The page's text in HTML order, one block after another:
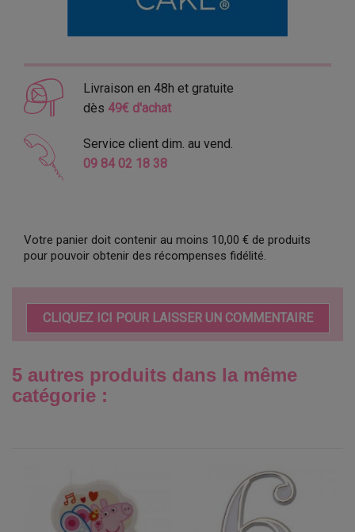
Livraison en 48h et gratuite
dès 49€ d'achat
Service client dim. au vend.
09 84 02 18 38
Votre panier doit contenir au moins 10,00 € de produits
pour pouvoir obtenir des récompenses fidélité.
CLIQUEZ ICI POUR LAISSER UN COMMENTAIRE
5 autres produits dans la même
catégorie :